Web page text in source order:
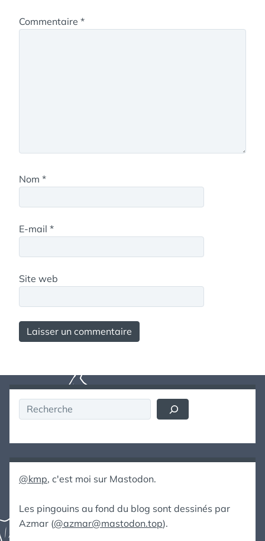
Commentaire *
Nom *
E-mail *
Site web
Rechercher
@kmp, c'est moi sur Mastodon.
Les pingouins au fond du blog sont dessinés par
Azmar (@azmar@mastodon.top).